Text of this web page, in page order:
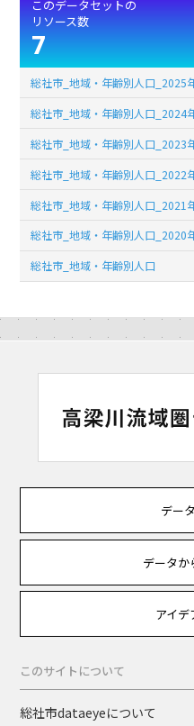
このデータセットの
リソース数
7
総社市_地域・年齢別人口_2025
総社市_地域・年齢別人口_2024
総社市_地域・年齢別人口_2023
総社市_地域・年齢別人口_2022
総社市_地域・年齢別人口_2021
総社市_地域・年齢別人口_2020
総社市_地域・年齢別人口
デー
データか
アイデ
このサイトについて
総社市dataeyeについて